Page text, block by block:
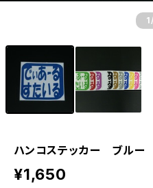
1
ハンコステッカー ブルー
¥1,650